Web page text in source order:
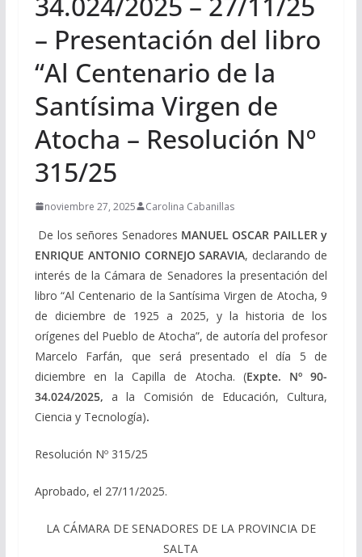
– Presentación del libro
“Al Centenario de la
Santísima Virgen de
Atocha – Resolución Nº
315/25
noviembre 27, 2025 Carolina Cabanillas
De los señores Senadores MANUEL OSCAR PAILLER y
ENRIQUE ANTONIO CORNEJO SARAVIA, declarando de
interés de la Cámara de Senadores la presentación del
libro “Al Centenario de la Santísima Virgen de Atocha, 9
de diciembre de 1925 a 2025, y la historia de los
orígenes del Pueblo de Atocha”, de autoría del profesor
Marcelo Farfán, que será presentado el día 5 de
diciembre en la Capilla de Atocha. (Expte. Nº 90-
34.024/2025, a la Comisión de Educación, Cultura,
Ciencia y Tecnología).
Resolución Nº 315/25
Aprobado, el 27/11/2025.
LA CÁMARA DE SENADORES DE LA PROVINCIA DE
SALTA